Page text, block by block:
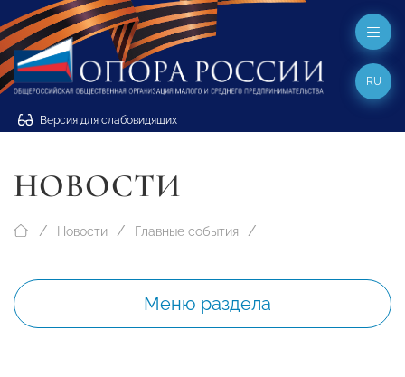
Версия для слабовидящих
RU
НОВОСТИ
Новости Главные события
Меню раздела